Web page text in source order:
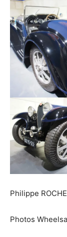
Philippe ROCHE
Photos